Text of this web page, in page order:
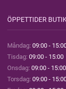
ÖPPETTIDER
Måndag: 09:00 -
Tisdag: 09:00 - 15:00
Onsdag: 09:00 - 15:00
Torsdag: 09:00 -